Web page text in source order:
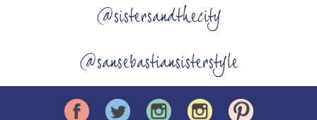
@sistersandthecity
@sansebastiansisterstyle